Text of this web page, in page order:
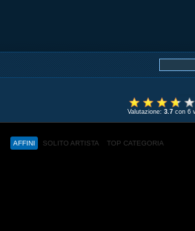
Valutazione: 3.7 con 6
AFFINI SOLITO ARTISTA TOP CATEGORIA